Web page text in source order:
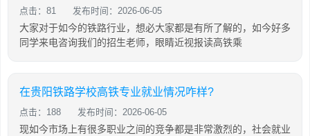
点击：81 发布时间：2026-06-05
大家对于如今的铁路行业，想必大家都是有所了解的，如今好多
同学来电咨询我们的招生老师，眼睛近视报读高铁乘
在贵阳铁路学校高铁专业就业情况咋样?
点击：188 发布时间：2026-06-05
现如今市场上有很多职业之间的竞争都是非常激烈的，社会就业